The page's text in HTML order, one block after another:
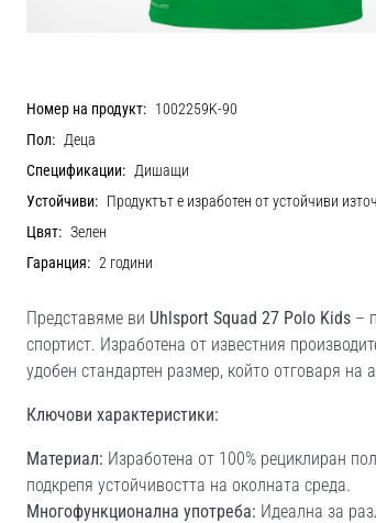
Номер на продукт: 1002259K-90
Пол: Деца
Спецификации: Дишащи
Устойчиви: Продуктът е изработен от устойчиви
Цвят: Зелен
Гаранция: 2 години
Представяме ви Uhlsport Squad 27 Polo Kids –
спортист. Изработена от известния
удобен стандартен размер, който отговаря на
Ключови характеристики:
Материал: Изработена от 100% рециклиран
подкрепя устойчивостта на околната среда.
Многофункционална употреба: Идеална за